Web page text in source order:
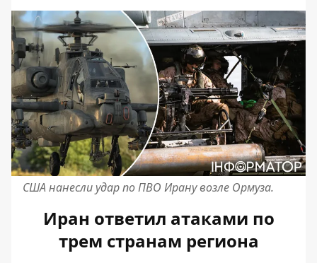
США нанесли удар по ПВО Ирану возле Ормуза.
Иран ответил атаками по
трем странам региона